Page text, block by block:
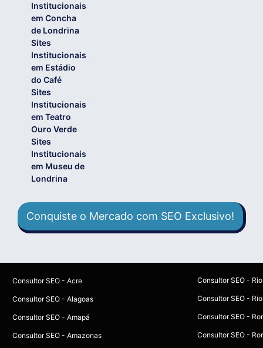
Institucionais
em Concha
de Londrina
Sites
Institucionais
em Estádio
do Café
Sites
Institucionais
em Teatro
Ouro Verde
Sites
Institucionais
em Museu de
Londrina
Conquiste o Mercado com SEO Exclusivo!
Consultor SEO - Acre
Consultor SEO - Alagoas
Consultor SEO - Amapá
Consultor SEO - Amazonas
Consultor SEO -
Consultor SEO -
Consultor SEO -
Consultor SEO -